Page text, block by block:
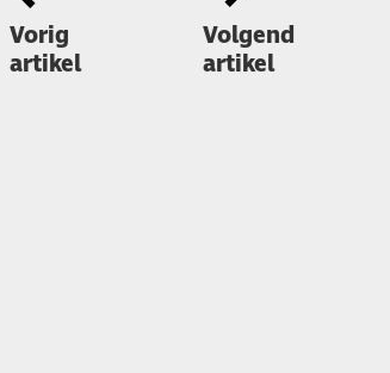
Vorig
artikel
Volgend
artikel